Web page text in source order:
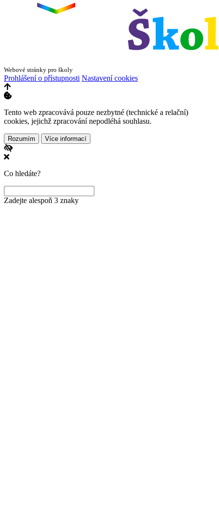
Webové stránky pro školy
Prohlášení o přístupnosti Nastavení cookies
Tento web zpracovává pouze nezbytné (technické a relační)
cookies, jejichž zpracování nepodléhá souhlasu.
Rozumím Více informací
Co hledáte?
Zadejte alespoň 3 znaky